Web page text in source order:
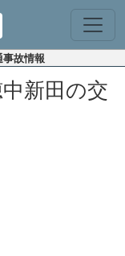
故情報
新田の交